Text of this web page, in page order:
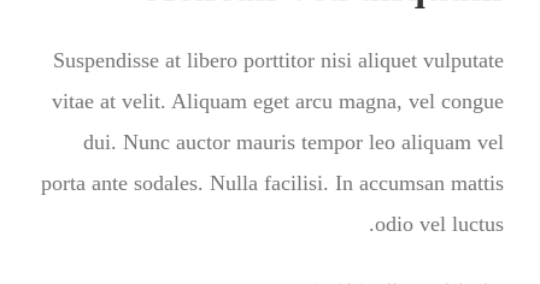
Suspendisse at libero porttitor nisi aliquet vulputate
vitae at velit. Aliquam eget arcu magna, vel congue
dui. Nunc auctor mauris tempor leo aliquam vel
porta ante sodales. Nulla facilisi. In accumsan mattis
odio vel luctus.